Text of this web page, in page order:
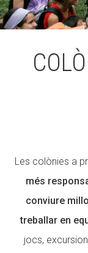
Les colònies a
més
conviure
treballar en
jocs,